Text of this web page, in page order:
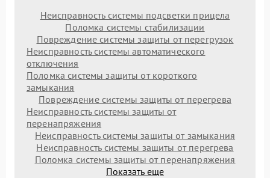
Неисправность системы подсветки прицела
Поломка системы стабилизации
Повреждение системы защиты от перегрузок
Неисправность системы автоматического
отключения
Поломка системы защиты от короткого
замыкания
Повреждение системы защиты от перегрева
Неисправность системы защиты от
перенапряжения
Неисправность системы защиты от замыкания
Неисправность системы защиты от перегрева
Поломка системы защиты от перенапряжения
Показать еще